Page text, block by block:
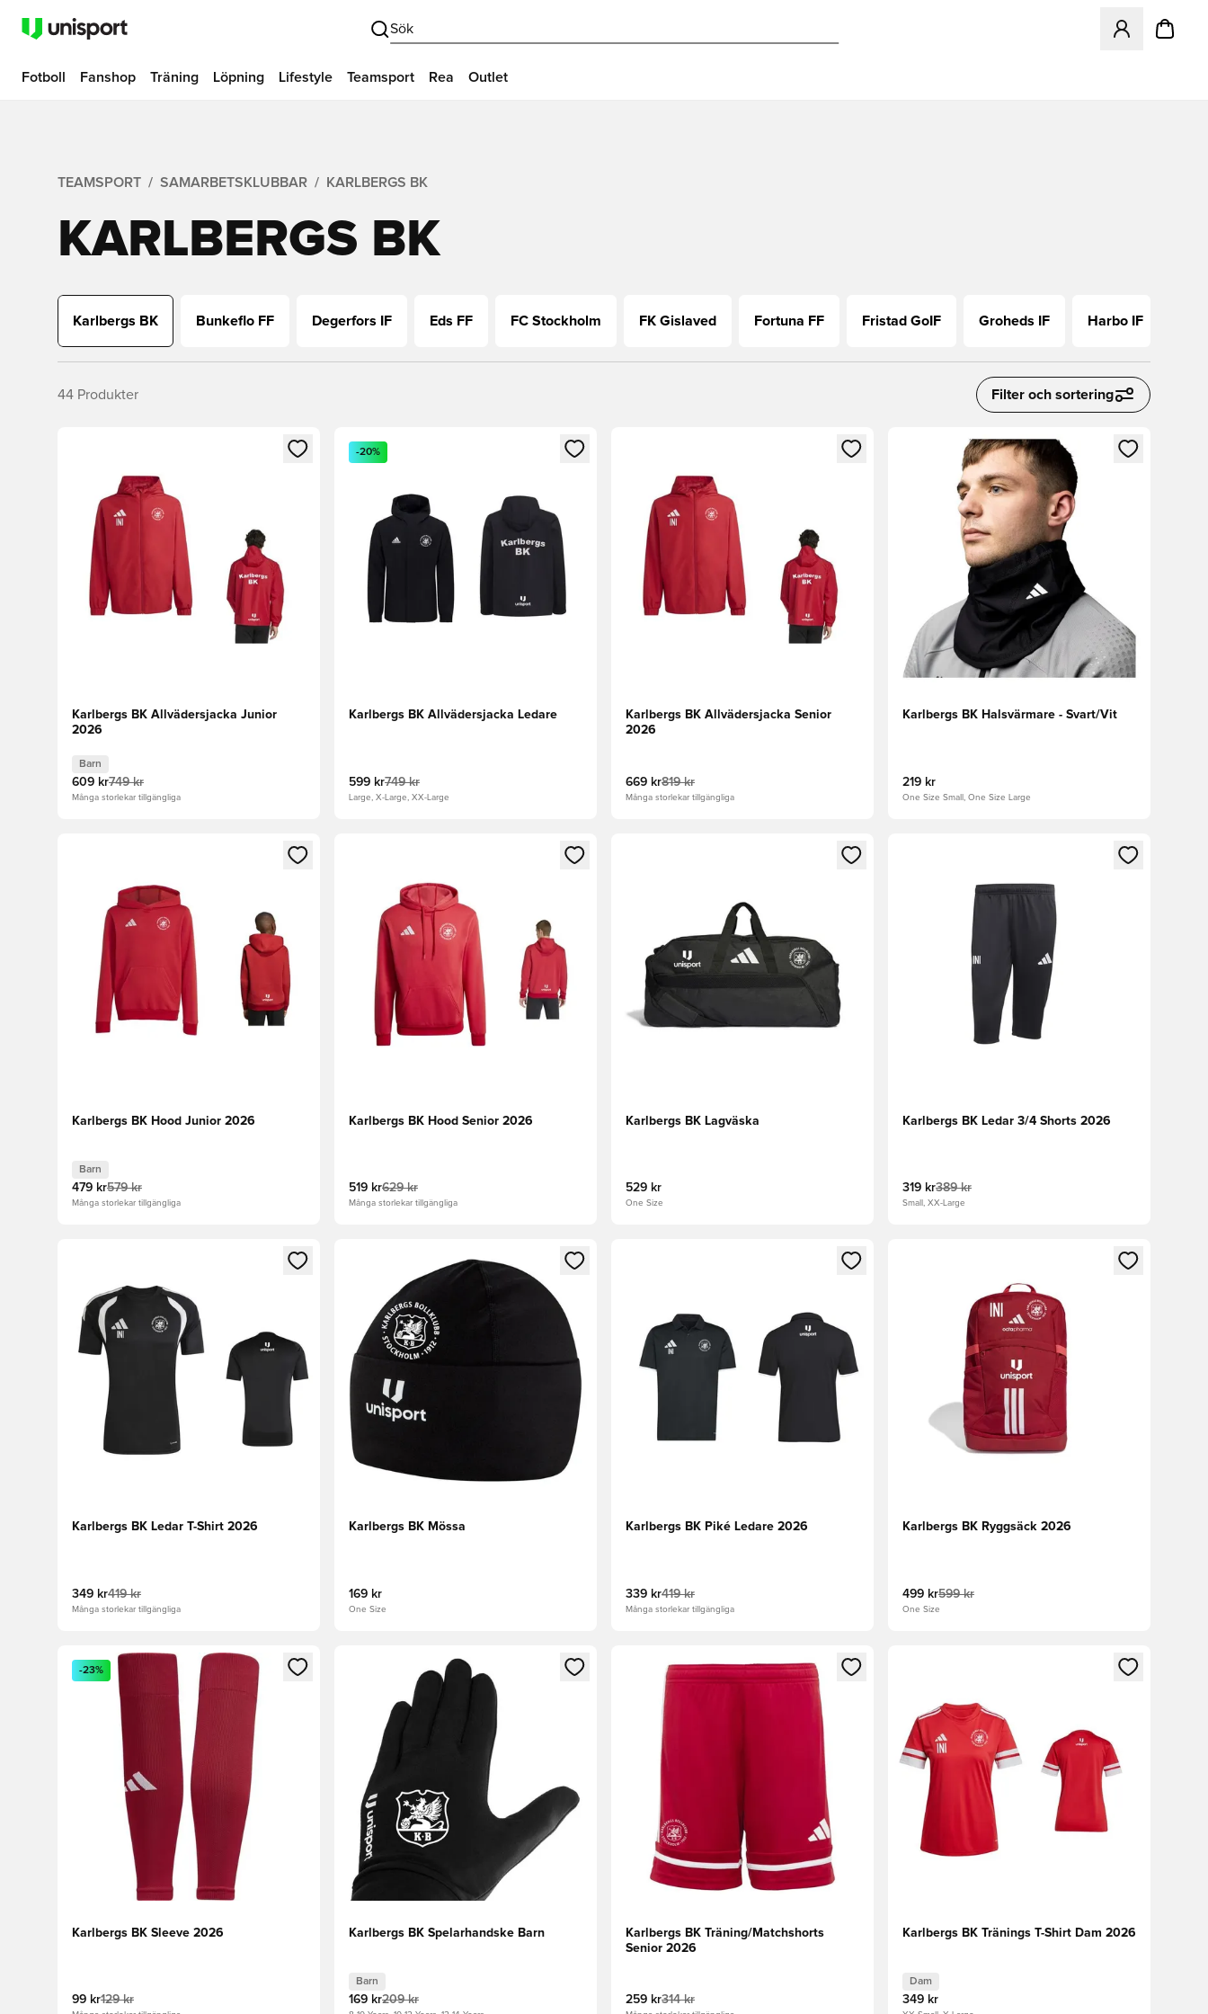
Sök
Öppnar en
Fotboll Fanshop Träning Löpning Lifestyle Teamsport Rea Outlet
TEAMSPORT SAMARBETSKLUBBAR KARLBERGS BK
KARLBERGS BK
Karlbergs BK Bunkeflo FF Degerfors IF Eds FF FC Stockholm FK Gislaved Fortuna FF Fristad GoIF Groheds IF Harbo IF
44 Produkter Filter och sortering
Öppnar en Modal för att logga in eller registrera dig som medlem
Karlbergs BK Allvädersjacka Junior
2026
Barn
609 kr749 kr
Många storlekar tillgängliga
Öppnar en Modal för att logga in eller registrera dig som medlem
-20%
Karlbergs BK Allvädersjacka Ledare
599 kr749 kr
Large, X-Large, XX-Large
Öppnar en Modal för att logga in eller registrera dig som medlem
Karlbergs BK Allvädersjacka Senior
2026
669 kr819 kr
Många storlekar tillgängliga
Öppnar en Modal för att logga in eller registrera
Karlbergs BK Halsvärmare - Svart/Vit
219 kr
One Size Small, One Size Large
Öppnar en Modal för att logga in eller registrera dig som medlem
Karlbergs BK Hood Junior 2026
Barn
479 kr579 kr
Många storlekar tillgängliga
Öppnar en Modal för att logga in eller registrera dig som medlem
Karlbergs BK Hood Senior 2026
519 kr629 kr
Många storlekar tillgängliga
Öppnar en Modal för att logga in eller registrera dig som medlem
Karlbergs BK Lagväska
529 kr
One Size
Öppnar en Modal för att logga in eller registrera
Karlbergs BK Ledar 3/4 Shorts 2026
319 kr389 kr
Small, XX-Large
Öppnar en Modal för att logga in eller registrera dig som medlem
Karlbergs BK Ledar T-Shirt 2026
349 kr419 kr
Många storlekar tillgängliga
Öppnar en Modal för att logga in eller registrera dig som medlem
Karlbergs BK Mössa
169 kr
One Size
Öppnar en Modal för att logga in eller registrera dig som medlem
Karlbergs BK Piké Ledare 2026
339 kr419 kr
Många storlekar tillgängliga
Öppnar en Modal för att logga in eller registrera
Karlbergs BK Ryggsäck 2026
499 kr599 kr
One Size
Öppnar en Modal för att logga in eller registrera dig som medlem
-23%
Karlbergs BK Sleeve 2026
99 kr129 kr
Öppnar en Modal för att logga in eller registrera dig som medlem
Karlbergs BK Spelarhandske Barn
Barn
169 kr209 kr
Öppnar en Modal för att logga in eller registrera dig som medlem
Karlbergs BK Träning/Matchshorts
Senior 2026
259 kr314 kr
Öppnar en Modal för att logga in eller registrera
Karlbergs BK Tränings T-Shirt Dam 2026
Dam
349 kr